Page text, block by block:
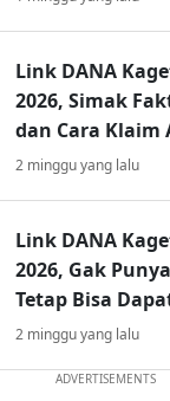
Link DANA
2026, Simak
dan Cara Klaim
2 minggu yang lalu
Link DANA
2026, Gak
Tetap Bisa
2 minggu yang lalu
ADVERTISEMENTS